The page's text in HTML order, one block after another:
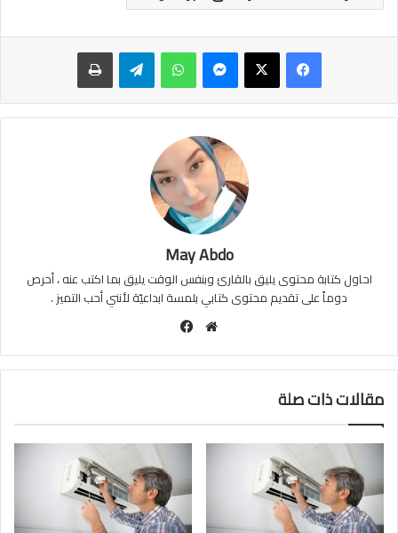
ماسنجر واتساب تيلقرام طباعة
May Abdo
احاول كتابة محتوى يليق بالقارئ وبنفس الوقت يليق بما اكتب عنه ، أحرص
دوماً على تقديم محتوى كتابي بلمسة ابداعيّة لأنني أحب التميز .
موقع
مقالات ذات صلة